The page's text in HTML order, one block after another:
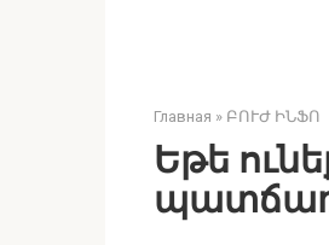
Главная » ԲՈՒԺ ԻՆՖՈ
Եթե